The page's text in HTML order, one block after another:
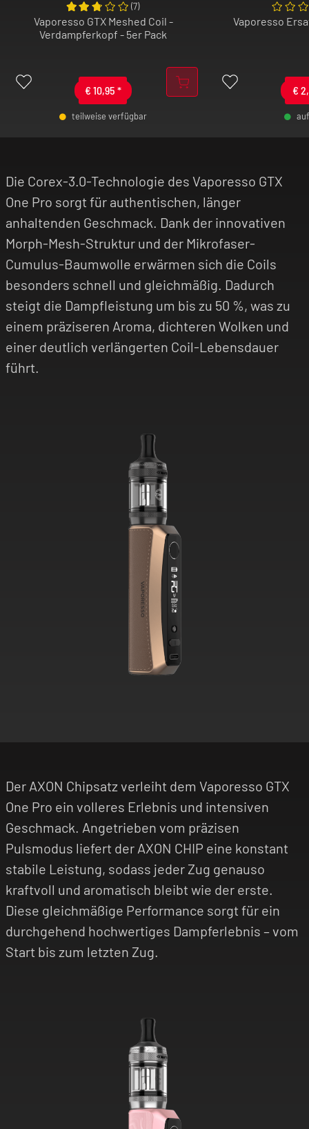
Die moderne COREX-3.0-Technologie
vervollständigt das geschmackliche Gesamtbild
Struktur und Mikrofaser-Cumulus-Baumwolle
erhitzen die Coils schnell und gleichmäßig, was
bis zu 50 % mehr Geschmack und eine erhöhte
Coil-Lebensdauer ermöglicht. In Verbindung
Zug.
Das Vaporesso GTX One Pro Kit ist damit eine
rundum überzeugende Wahl für alle, die ein
leistungsstarkes, auslaufsicheres und
geschmacksintensives System von Vaporesso
suchen – kompakt, zuverlässig und perfekt für
den täglichen Gebrauch.
€ 10,95 *
teilweise verfügbar
(7)
Vaporesso GTX Meshed Coil -
Verdampferkopf - 5er Pack
€
Vaporesso
Die Corex-3.0-Technologie des Vaporesso GTX
One Pro sorgt für authentischen, länger
anhaltenden Geschmack. Dank der innovativen
Morph-Mesh-Struktur und der Mikrofaser-
Cumulus-Baumwolle erwärmen sich die Coils
besonders schnell und gleichmäßig. Dadurch
steigt die Dampfleistung um bis zu 50 %, was zu
einem präziseren Aroma, dichteren Wolken und
einer deutlich verlängerten Coil-Lebensdauer
führt.
Der AXON Chipsatz verleiht dem Vaporesso GTX
One Pro ein volleres Erlebnis und intensiven
Geschmack. Angetrieben vom präzisen
Pulsmodus liefert der AXON CHIP eine konstant
stabile Leistung, sodass jeder Zug genauso
kraftvoll und aromatisch bleibt wie der erste.
Diese gleichmäßige Performance sorgt für ein
durchgehend hochwertiges Dampferlebnis – vom
Start bis zum letzten Zug.